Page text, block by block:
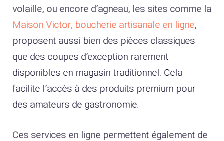
volaille, ou encore d’agneau, les sites comme la
Maison Victor, boucherie artisanale en ligne,
proposent aussi bien des pièces classiques
que des coupes d’exception rarement
disponibles en magasin traditionnel. Cela
facilite l’accès à des produits premium pour
des amateurs de gastronomie.
Ces services en ligne permettent également de